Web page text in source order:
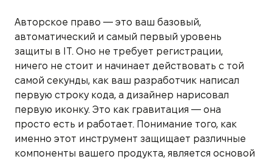
Авторское право — это ваш базовый,
автоматический и самый первый уровень
защиты в IT. Оно не требует регистрации,
ничего не стоит и начинает действовать с той
самой секунды, как ваш разработчик написал
первую строку кода, а дизайнер нарисовал
первую иконку. Это как гравитация — она
просто есть и работает. Понимание того, как
именно этот инструмент защищает различные
компоненты вашего продукта, является основой